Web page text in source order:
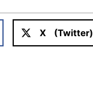
X (Twitter)